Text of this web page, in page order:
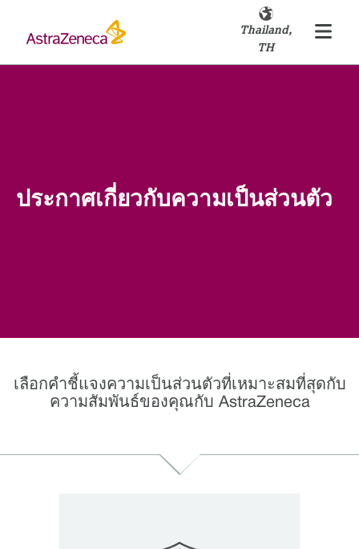
Thailand,
TH
ประกาศเกี่ยวกับความเป็นส่วนตัว
เลือกคำชี้แจงความเป็นส่วนตัวที่เหมาะสมที่สุดกับ
ความสัมพันธ์ของคุณกับ AstraZeneca